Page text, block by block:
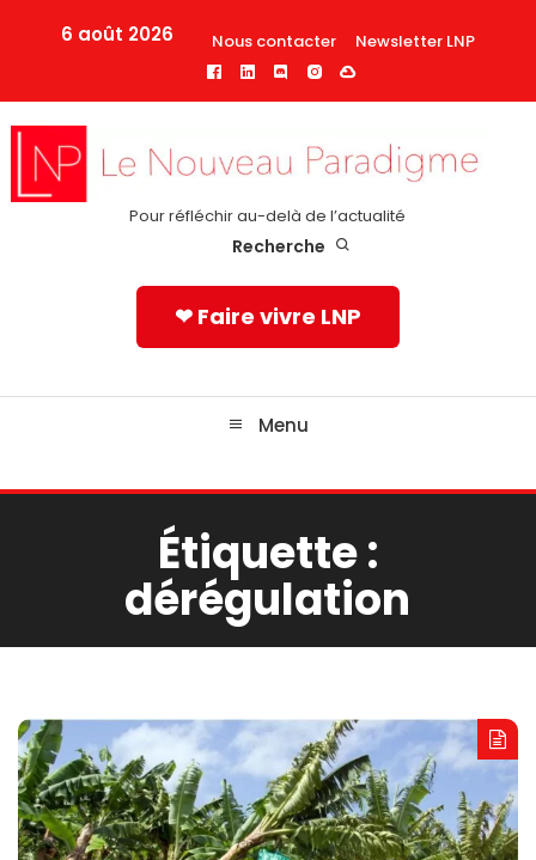
6 août 2026 Nous contacter Newsletter LNP
Pour réfléchir au-delà de l’actualité
Recherche
❤ Faire vivre LNP
Menu
Étiquette :
dérégulation